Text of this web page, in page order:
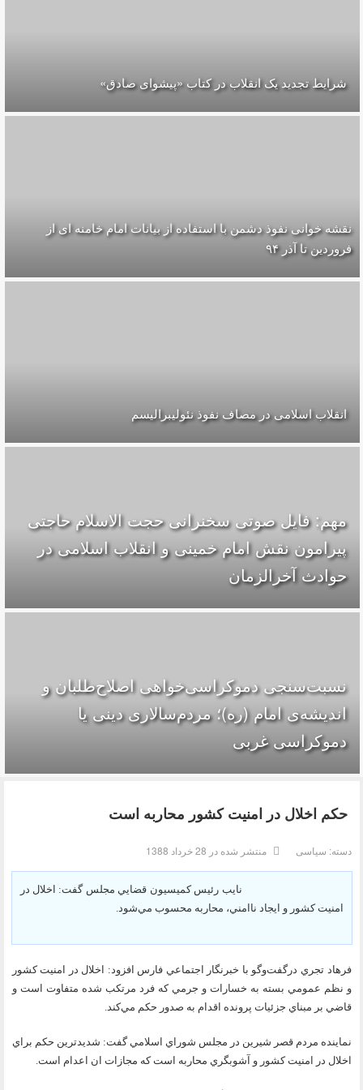
شرایط تجدید یک انقلاب در کتاب «پیشوای صادق»
نقشه خوانی نفوذ دشمن با استفاده از بیانات امام خامنه ای از
فروردین تا آذر ۹۴
انقلاب اسلامی در مصاف نفوذ نئولیبرالیسم
مهم: فایل صوتی سخنرانی حجت الاسلام حاجتی
پیرامون نقش امام خمینی و انقلاب اسلامی در
حوادث آخرالزمان
نسبت‌سنجی دموکراسی‌خواهی اصلاح‌طلبان و
اندیشه‌ی امام (ره)؛ مردم‌سالاری دینی یا
دموکراسی غربی
حكم اخلال در امنيت كشور محاربه است
دسته: سیاسی منتشر شده در 28 خرداد 1388
نايب رئيس كميسيون قضايي مجلس گفت: اخلال در
امنيت كشور و ايجاد ناامني، محاربه محسوب مي‌شود.
فرهاد تجري درگفت‌وگو با خبرنگار اجتماعي فارس افزود: اخلال در امنيت كشور
و نظم عمومي بسته به خسارات و جرمي كه فرد مرتكب شده متفاوت است و
قاضي بر مبناي جزئيات پرونده اقدام به صدور حكم مي‌كند.
نماينده مردم قصر شيرين در مجلس شوراي اسلامي گفت: شديدترين حكم براي
اخلال در امنيت كشور و آشوبگري محاربه است كه مجازات ان اعدام است.